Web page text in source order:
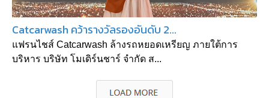
Catcarwash คว้ารางวัลรองอันดับ 2...
แฟรนไชส์ Catcarwash ล้างรถหยอดเหรียญ ภายใต้การ
บริหาร บริษัท โมเดิร์นชาร์ จำกัด ส...